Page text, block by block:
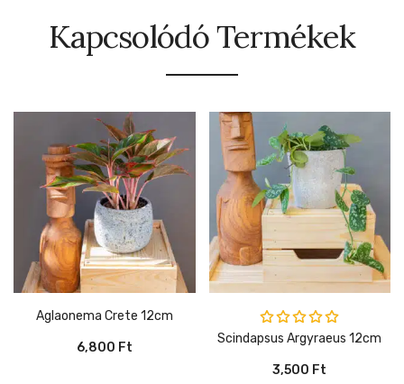
Kapcsolódó Termékek
Aglaonema Crete 12cm
6,800 Ft
Értékelés:
/ 5
Scindapsus Argyraeus 12cm
3,500 Ft